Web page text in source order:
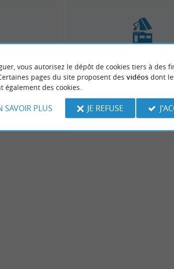
Gîtes de France
vous autorisez le dépôt de cookies tiers à des
pages du site proposent des vidéosdont
également des cookies.
SAVOIR PLUS JE REFUSE